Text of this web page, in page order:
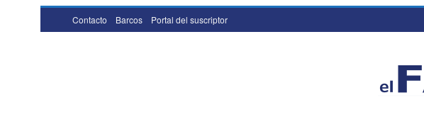
Contacto Barcos Portal del suscriptor